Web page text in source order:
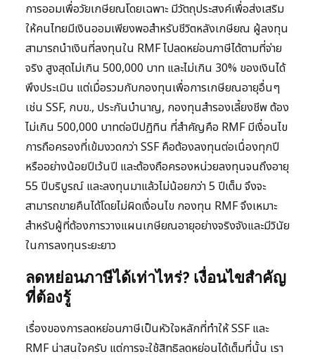
การออมเพื่อวัยเกษียณโดยเฉพาะ มีวัตถุประสงค์เพื่อส่งเสริม
ให้คนไทยมีเงินออมเพียงพอสำหรับชีวิตหลังเกษียณ ผู้ลงทุน
สามารถนำเงินที่ลงทุนใน RMF ไปลดหย่อนภาษีได้ตามที่จ่าย
จริง สูงสุดไม่เกิน 500,000 บาท และไม่เกิน 30% ของเงินได้
พึงประเมิน แต่เมื่อรวมกับกองทุนเพื่อการเกษียณอายุอื่นๆ
เช่น SSF, กบข., ประกันบำนาญ, กองทุนสำรองเลี้ยงชีพ ต้อง
ไม่เกิน 500,000 บาทต่อปีปฏิทิน ที่สำคัญคือ RMF มีเงื่อนไข
การถือครองที่เข้มงวดกว่า SSF คือต้องลงทุนต่อเนื่องทุกปี
หรืออย่างน้อยปีเว้นปี และต้องถือครองหน่วยลงทุนจนถึงอายุ
55 ปีบริบูรณ์ และลงทุนมาแล้วไม่น้อยกว่า 5 ปีเต็ม จึงจะ
สามารถขายคืนได้โดยไม่ผิดเงื่อนไข กองทุน RMF จึงเหมาะ
สำหรับผู้ที่ต้องการวางแผนเกษียณอายุอย่างจริงจังและมีวินัย
ในการลงทุนระยะยาว
ลดหย่อนภาษีได้เท่าไหร่? เงื่อนไขสำคัญ
ที่ต้องรู้
เรื่องของการลดหย่อนภาษีเป็นหัวใจหลักที่ทำให้ SSF และ
RMF น่าสนใจครับ แต่การจะใช้สิทธิลดหย่อนได้เต็มที่นั้น เรา